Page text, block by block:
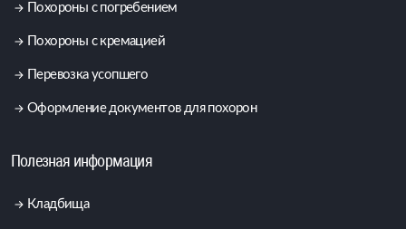
Похороны с погребением
Похороны с кремацией
Перевозка усопшего
Оформление документов для похорон
Полезная информация
Кладбища